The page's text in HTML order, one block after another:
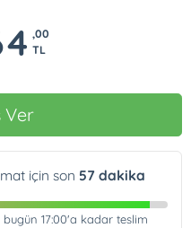
,00
TL
Ver
için son 57 dakika
17:00'a kadar teslim